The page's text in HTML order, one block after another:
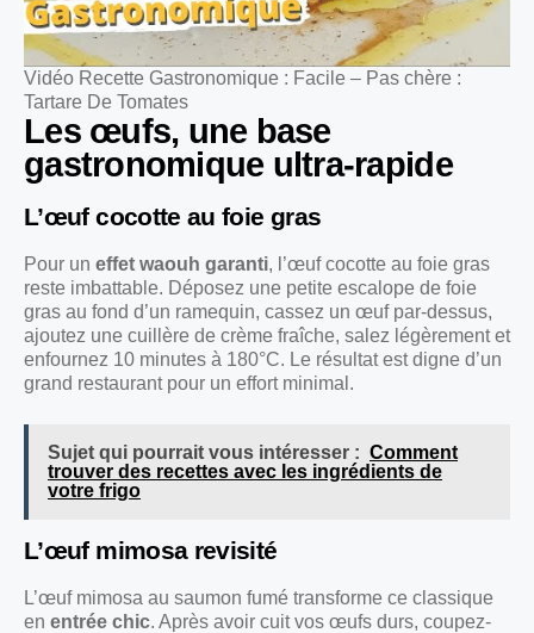
Vidéo Recette Gastronomique : Facile – Pas chère :
Tartare De Tomates
Les œufs, une base
gastronomique ultra-rapide
L’œuf cocotte au foie gras
Pour un effet waouh garanti, l’œuf cocotte au foie gras
reste imbattable. Déposez une petite escalope de foie
gras au fond d’un ramequin, cassez un œuf par-dessus,
ajoutez une cuillère de crème fraîche, salez légèrement et
enfournez 10 minutes à 180°C. Le résultat est digne d’un
grand restaurant pour un effort minimal.
Sujet qui pourrait vous intéresser : Comment
trouver des recettes avec les ingrédients de
votre frigo
L’œuf mimosa revisité
L’œuf mimosa au saumon fumé transforme ce classique
en entrée chic. Après avoir cuit vos œufs durs, coupez-